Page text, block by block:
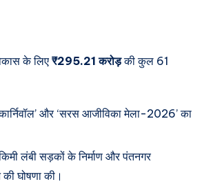
के लिए ₹295.21 करोड़की कुल 61
और ‘सरस आजीविका मेला-2026’ का
लंबी सड़कों के निर्माण और पंतनगर
घोषणा की।